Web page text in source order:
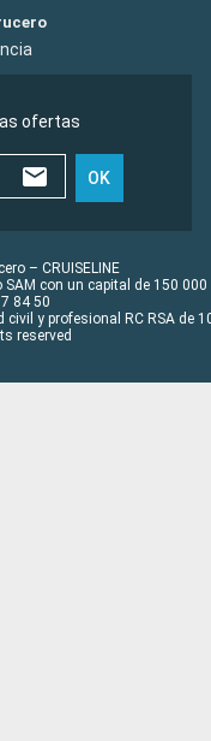
ofertas
OK
– CRUISELINE
con un capital de 150 000
84 50
y profesional RC RSA de
reserved